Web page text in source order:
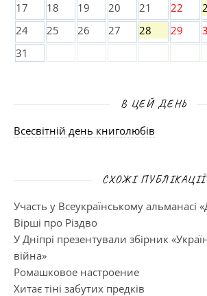
17
18 19 20 21 22
24
25 26 27 28 29
31
В ЦЕЙ ДЕНЬ
Всесвітній день книголюбів
СХОЖІ ПУБЛІКАЦІЇ
Участь у Всеукраїнському альманасі
Вірші про Різдво
У Дніпрі презентували збірник
війна»
Ромашковое настроение
Хитає тіні забутих предків